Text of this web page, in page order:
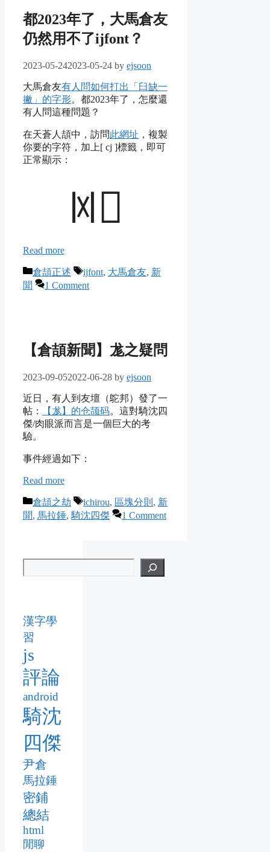
都2023年了，大馬倉友
仍然用不了ijfont？
2023-05-242023-05-24 by ejsoon
大馬倉友有人問如何打出「臼缺一
撇」的字形。都2023年了，怎麼還
有人問這種問題？
在天蒼人頡中，訪問此網址 ，複製
你要的字符，加上[ cj ]標籤，即可
正常顯示：
ꂀ𭁟
Read more
Categories
倉頡正述 Tags
ijfont, 大馬倉友, 新
聞
1 Comment
【倉頡新聞】尨之疑問
2023-09-052022-06-28 by ejsoon
近日，有人到友壇（鴕邦）發了一
帖：
【尨】的仓颉码。這對騎沈四
傑/肉眼派而言是一個巨大的考
驗。
事件經過如下：
Read more
Categories
倉頡之劫 Tags
ichirou, 區塊分則 , 新
聞, 馬拉錘, 騎沈四傑 1 Comment
漢字學
習
js
評論
android
騎沈
四傑
尹倉
馬拉錘
密鋪
總結
html
閒聊